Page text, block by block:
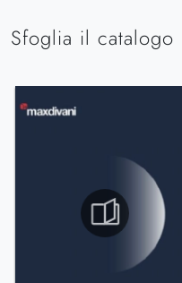
Sfoglia il catalogo